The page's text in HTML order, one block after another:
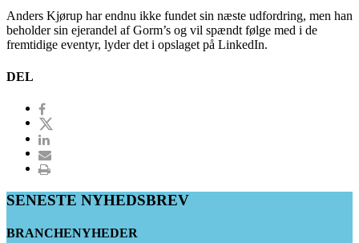
Anders Kjørup har endnu ikke fundet sin næste udfordring, men han
beholder sin ejerandel af Gorm’s og vil spændt følge med i de
fremtidige eventyr, lyder det i opslaget på LinkedIn.
DEL
SENESTE NYHEDSBREV
BRANCHENYHEDER